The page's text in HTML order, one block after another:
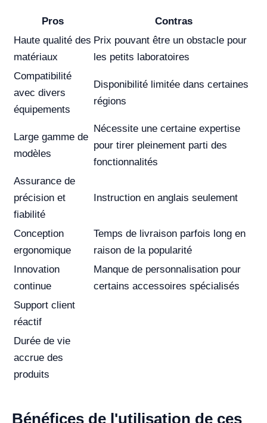
Pros
Contras
Haute qualité des
matériaux
Prix pouvant être un obstacle pour
les petits laboratoires
Compatibilité
avec divers
équipements
Disponibilité limitée dans certaines
régions
Large gamme de
modèles
Nécessite une certaine expertise
pour tirer pleinement parti des
fonctionnalités
Assurance de
précision et
fiabilité
Instruction en anglais seulement
Conception
ergonomique
Temps de livraison parfois long en
raison de la popularité
Innovation
continue
Manque de personnalisation pour
certains accessoires spécialisés
Support client
réactif
Durée de vie
accrue des
produits
Bénéfices de l'utilisation de ces